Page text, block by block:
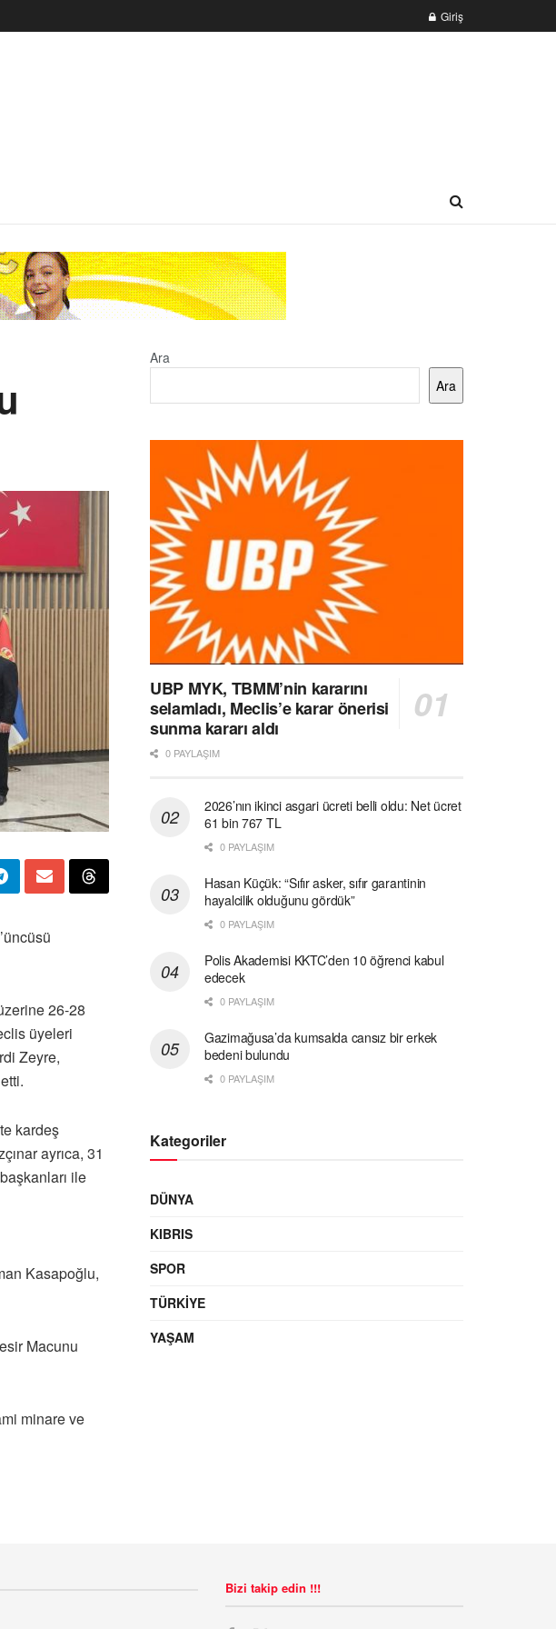
Giriş
26-28
üyeleri
Zeyre,
kardeş
ayrıca, 31
ile
Kasapoğlu,
Macunu
minare ve
Ara
Ara
UBP MYK, TBMM’nin kararını
selamladı, Meclis’e karar önerisi
sunma kararı aldı
0 PAYLAŞIM
2026’nın ikinci asgari ücreti belli oldu: Net ücret
61 bin 767 TL
0 PAYLAŞIM
Hasan Küçük: “Sıfır asker, sıfır garantinin
hayalcilik olduğunu gördük”
0 PAYLAŞIM
Polis Akademisi KKTC’den 10 öğrenci kabul
edecek
0 PAYLAŞIM
Gazimağusa’da kumsalda cansız bir erkek
bedeni bulundu
0 PAYLAŞIM
Kategoriler
DÜNYA
KIBRIS
SPOR
TÜRKIYE
YAŞAM
Bizi takip edin !!!